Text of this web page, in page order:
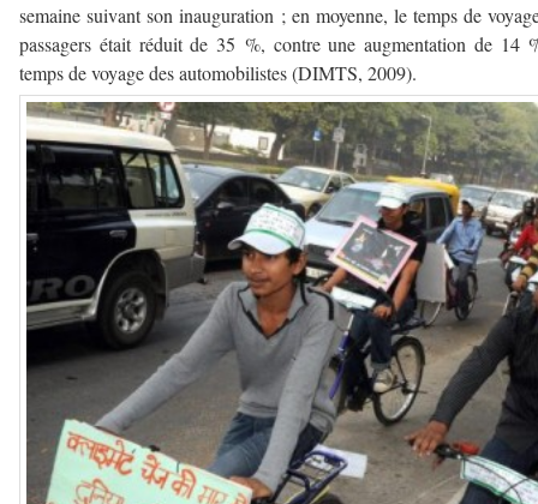
semaine suivant son inauguration ; en moyenne, le temps de
passagers était réduit de 35 %, contre une augmentation de 14
temps de voyage des automobilistes (DIMTS, 2009).